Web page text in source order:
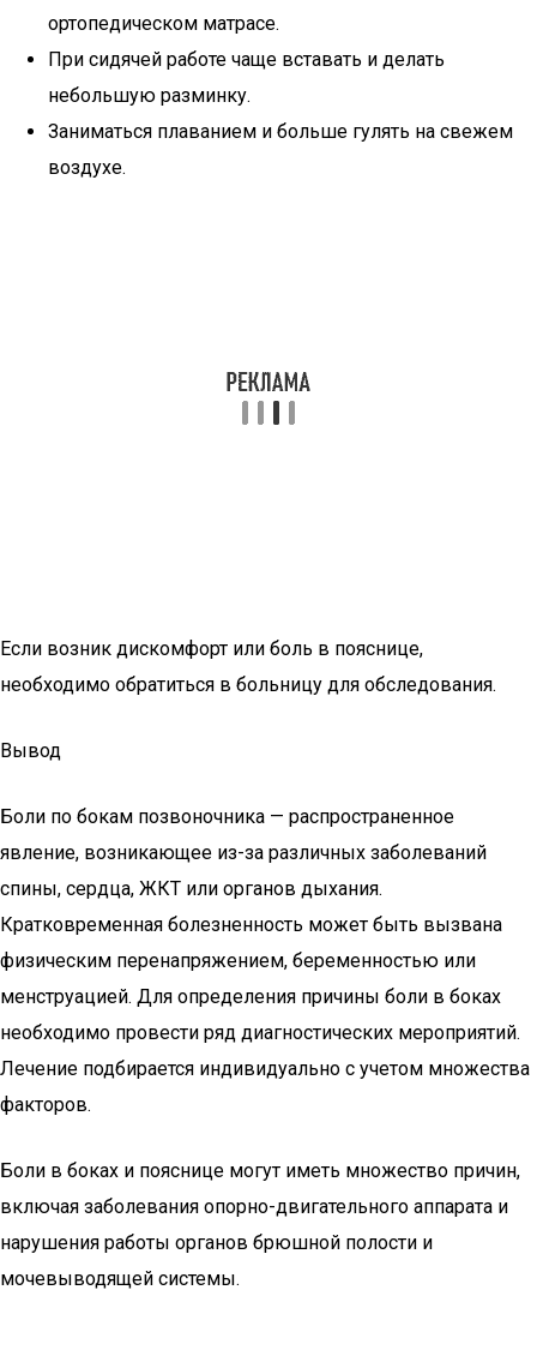
ортопедическом матрасе.
При сидячей работе чаще вставать и делать
небольшую разминку.
Заниматься плаванием и больше гулять на свежем
воздухе.
Если возник дискомфорт или боль в пояснице,
необходимо обратиться в больницу для обследования.
Вывод
Боли по бокам позвоночника — распространенное
явление, возникающее из-за различных заболеваний
спины, сердца, ЖКТ или органов дыхания.
Кратковременная болезненность может быть вызвана
физическим перенапряжением, беременностью или
менструацией. Для определения причины боли в боках
необходимо провести ряд диагностических мероприятий.
Лечение подбирается индивидуально с учетом множества
факторов.
Боли в боках и пояснице могут иметь множество причин,
включая заболевания опорно-двигательного аппарата и
нарушения работы органов брюшной полости и
мочевыводящей системы.